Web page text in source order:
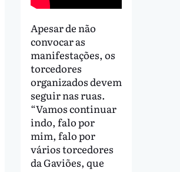
Apesar de não
convocar as
manifestações, os
torcedores
organizados devem
seguir nas ruas.
“Vamos continuar
indo, falo por
mim, falo por
vários torcedores
da Gaviões, que